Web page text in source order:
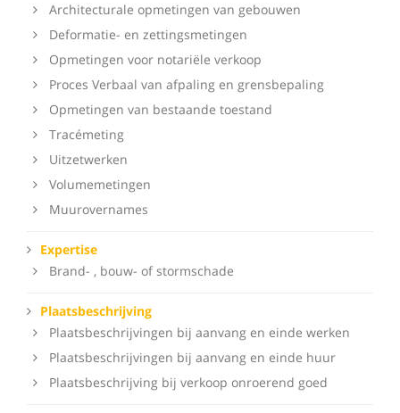
Architecturale opmetingen van gebouwen
Deformatie- en zettingsmetingen
Opmetingen voor notariële verkoop
Proces Verbaal van afpaling en grensbepaling
Opmetingen van bestaande toestand
Tracémeting
Uitzetwerken
Volumemetingen
Muurovernames
Expertise
Brand- , bouw- of stormschade
Plaatsbeschrijving
Plaatsbeschrijvingen bij aanvang en einde werken
Plaatsbeschrijvingen bij aanvang en einde huur
Plaatsbeschrijving bij verkoop onroerend goed